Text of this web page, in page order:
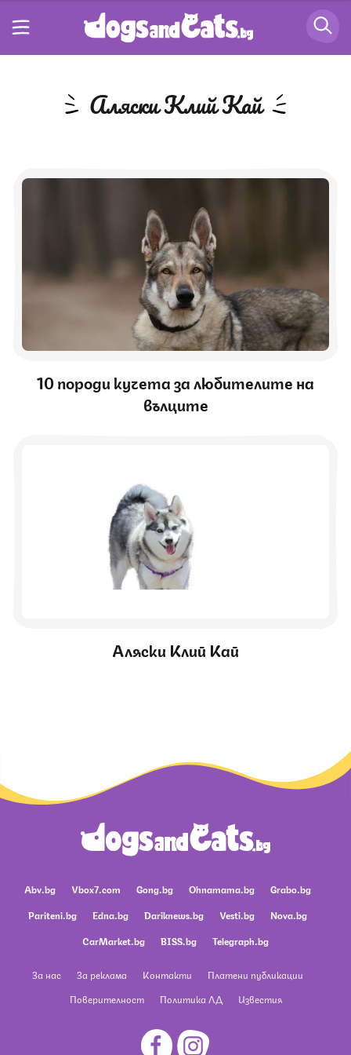
Аляски Клий Кай
10 породи кучета за любителите на
вълците
Аляски Клий Кай
Abv.bg Vbox7.com Gong.bg Ohnamama.bg
Grabo.bg
Pariteni.bg
Edna.bg Dariknews.bg Vesti.bg
Nova.bg
CarMarket.bg
BISS.bg Telegraph.bg
За нас За реклама Контакти
Платени публикации
Поверителност
Политика ЛД Известия